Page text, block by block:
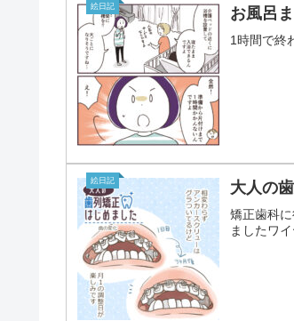
絵日記 お風呂
1時間で終
絵日記 大人の
矯正歯科
ましたワ